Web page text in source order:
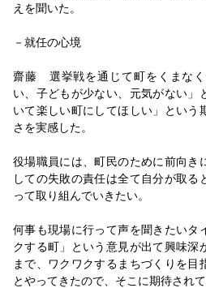
2026/06/09
地取得を
就任インタビュー日本塗装工業
支部長／塗装業の知名度上げた
2026/06/06
し共に歩む
2026/06/05
就任インタビュー／米原賢営繕
2026/06/05
【就任インタビュー】社会の変
構 大串 聡 都市再生部長
えを聞いた。
－就任の心境
齋藤 選挙戦を通じて町をくまな
い、子どもが少ない、元気がない」
いて楽しい町にしてほしい」という
さを実感した。
役場職員には、町民のために前向き
しての失敗の責任は全て自分が取る
って取り組んでいきたい。
何事も現場に行って声を聞きたいタ
クする町」という意見が出て興味深
まで、ワクワクするまちづくりを目
とやってきたので、そこに期待され